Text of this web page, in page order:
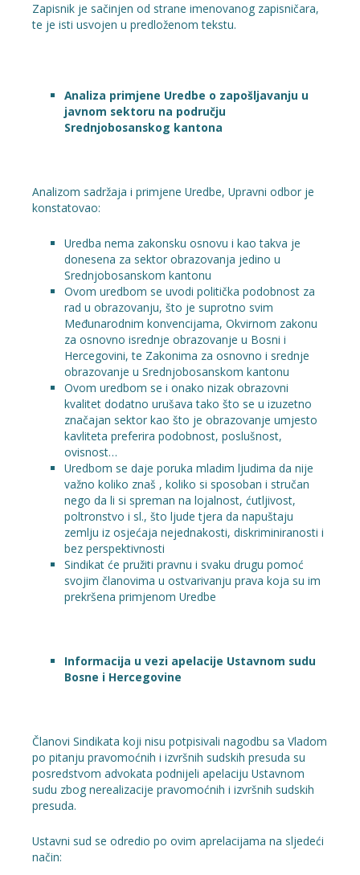
Zapisnik je sačinjen od strane imenovanog zapisničara,
te je isti usvojen u predloženom tekstu.
Analiza primjene Uredbe o zapošljavanju u
javnom sektoru na području
Srednjobosanskog kantona
Analizom sadržaja i primjene Uredbe, Upravni odbor je
konstatovao:
Uredba nema zakonsku osnovu i kao takva je
donesena za sektor obrazovanja jedino u
Srednjobosanskom kantonu
Ovom uredbom se uvodi politička podobnost za
rad u obrazovanju, što je suprotno svim
Međunarodnim konvencijama, Okvirnom zakonu
za osnovno isrednje obrazovanje u Bosni i
Hercegovini, te Zakonima za osnovno i srednje
obrazovanje u Srednjobosanskom kantonu
Ovom uredbom se i onako nizak obrazovni
kvalitet dodatno urušava tako što se u izuzetno
značajan sektor kao što je obrazovanje umjesto
kavliteta preferira podobnost, poslušnost,
ovisnost…
Uredbom se daje poruka mladim ljudima da nije
važno koliko znaš , koliko si sposoban i stručan
nego da li si spreman na lojalnost, ćutljivost,
poltronstvo i sl., što ljude tjera da napuštaju
zemlju iz osjećaja nejednakosti, diskriminiranosti i
bez perspektivnosti
Sindikat će pružiti pravnu i svaku drugu pomoć
svojim članovima u ostvarivanju prava koja su im
prekršena primjenom Uredbe
Informacija u vezi apelacije Ustavnom sudu
Bosne i Hercegovine
Članovi Sindikata koji nisu potpisivali nagodbu sa Vladom
po pitanju pravomoćnih i izvršnih sudskih presuda su
posredstvom advokata podnijeli apelaciju Ustavnom
sudu zbog nerealizacije pravomoćnih i izvršnih sudskih
presuda.
Ustavni sud se odredio po ovim aprelacijama na sljedeći
način: